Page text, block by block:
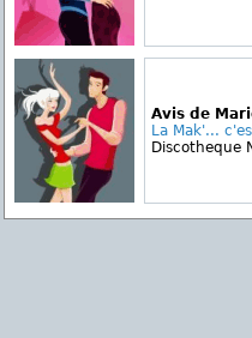
Avis de
La Mak'...
Discotheque